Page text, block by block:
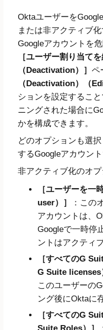
Oktaユーザーを
または非アクティブ
Googleアカウントを
ユーザー割り当て
（Deactivation）
ペ
（Deactivation）（
ションを設定するこ
ニングされた場合に
かを構成できます。
どのオプションも選
するGoogleアカウン
非アクティブ化のオプ
ユーザーを一
user）
：この
アカウントは、
Googleで一時停
ントはアクティ
すべてのG
G Suite licenses
このユーザーの
ング後にOktaに
すべてのG